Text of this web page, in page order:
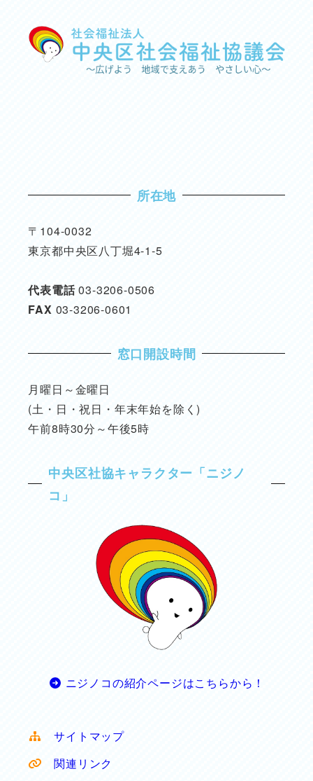
所在地
〒104-0032
東京都中央区八丁堀4-1-5
代表電話03-3206-0506
FAX 03-3206-0601
窓口開設時間
月曜日～金曜日
(土・日・祝日・年末年始を除く)
午前8時30分～午後5時
中央区社協キャラクター「ニジノ
コ」
ニジノコの紹介ページはこちらから！
サイトマップ
関連リンク